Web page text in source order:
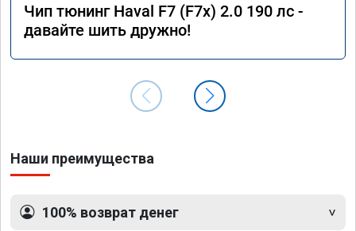
Чип тюнинг Haval F7 (F7x) 2.0 190 лс -
давайте шить дружно!
Наши преимущества
100% возврат денег